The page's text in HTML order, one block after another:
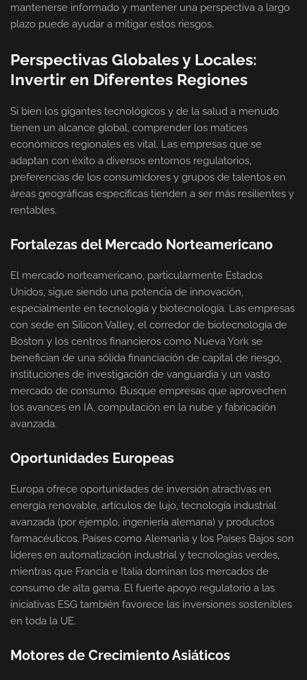
mantenerse informado y mantener una perspectiva a largo
plazo puede ayudar a mitigar estos riesgos.
Perspectivas Globales y Locales:
Invertir en Diferentes Regiones
Si bien los gigantes tecnológicos y de la salud a menudo
tienen un alcance global, comprender los matices
económicos regionales es vital. Las empresas que se
adaptan con éxito a diversos entornos regulatorios,
preferencias de los consumidores y grupos de talentos en
áreas geográficas específicas tienden a ser más resilientes y
rentables.
Fortalezas del Mercado Norteamericano
El mercado norteamericano, particularmente Estados
Unidos, sigue siendo una potencia de innovación,
especialmente en tecnología y biotecnología. Las empresas
con sede en Silicon Valley, el corredor de biotecnología de
Boston y los centros financieros como Nueva York se
benefician de una sólida financiación de capital de riesgo,
instituciones de investigación de vanguardia y un vasto
mercado de consumo. Busque empresas que aprovechen
los avances en IA, computación en la nube y fabricación
avanzada.
Oportunidades Europeas
Europa ofrece oportunidades de inversión atractivas en
energía renovable, artículos de lujo, tecnología industrial
avanzada (por ejemplo, ingeniería alemana) y productos
farmacéuticos. Países como Alemania y los Países Bajos son
líderes en automatización industrial y tecnologías verdes,
mientras que Francia e Italia dominan los mercados de
consumo de alta gama. El fuerte apoyo regulatorio a las
iniciativas ESG también favorece las inversiones sostenibles
en toda la UE.
Motores de Crecimiento Asiáticos